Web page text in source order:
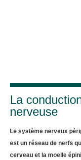
La
nerveuse
Le système nerveux
est un réseau de nerfs
cerveau et la moelle